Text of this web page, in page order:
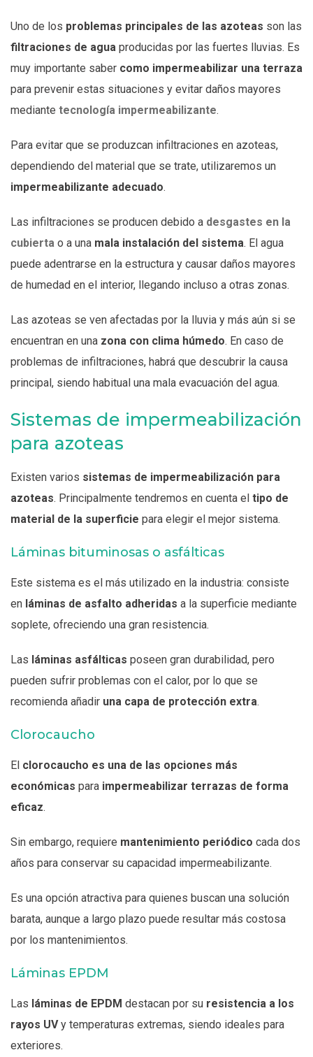
Uno de los problemas principales de las azoteas son las
filtraciones de agua producidas por las fuertes lluvias. Es
muy importante saber como impermeabilizar una terraza
para prevenir estas situaciones y evitar daños mayores
mediante tecnología impermeabilizante.
Para evitar que se produzcan infiltraciones en azoteas,
dependiendo del material que se trate, utilizaremos un
impermeabilizante adecuado.
Las infiltraciones se producen debido a desgastes en la
cubierta o a una mala instalación del sistema. El agua
puede adentrarse en la estructura y causar daños mayores
de humedad en el interior, llegando incluso a otras zonas.
Las azoteas se ven afectadas por la lluvia y más aún si se
encuentran en una zona con clima húmedo. En caso de
problemas de infiltraciones, habrá que descubrir la causa
principal, siendo habitual una mala evacuación del agua.
Sistemas de impermeabilización
para azoteas
Existen varios sistemas de impermeabilización para
azoteas. Principalmente tendremos en cuenta el tipo de
material de la superficie para elegir el mejor sistema.
Láminas bituminosas o asfálticas
Este sistema es el más utilizado en la industria: consiste
en láminas de asfalto adheridas a la superficie mediante
soplete, ofreciendo una gran resistencia.
Las láminas asfálticas poseen gran durabilidad, pero
pueden sufrir problemas con el calor, por lo que se
recomienda añadir una capa de protección extra.
Clorocaucho
El clorocaucho es una de las opciones más
económicas para impermeabilizar terrazas de forma
eficaz.
Sin embargo, requiere mantenimiento periódico cada dos
años para conservar su capacidad impermeabilizante.
Es una opción atractiva para quienes buscan una solución
barata, aunque a largo plazo puede resultar más costosa
por los mantenimientos.
Láminas EPDM
Las láminas de EPDM destacan por su resistencia a los
rayos UVy temperaturas extremas, siendo ideales para
exteriores.